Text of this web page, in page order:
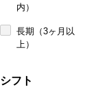
内）
長期（3ヶ月以
上）
シフト